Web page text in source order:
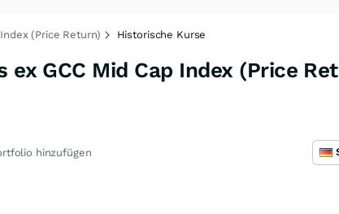
(Price Return) Historische Kurse
ex GCC Mid Cap Index (Price
hinzufügen